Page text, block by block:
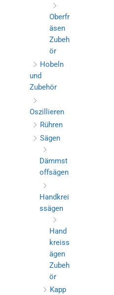
Oberfr
äsen
Zubeh
ör
Hobeln
und
Zubehör
Oszillieren
Rühren
Sägen
Dämmst
offsägen
Handkrei
ssägen
Hand
kreiss
ägen
Zubeh
ör
Kapp